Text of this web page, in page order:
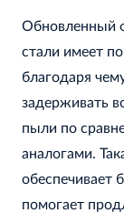
Обновленный
стали имеет
благодаря
задерживать
пыли по
аналогами.
обеспечивает
помогает